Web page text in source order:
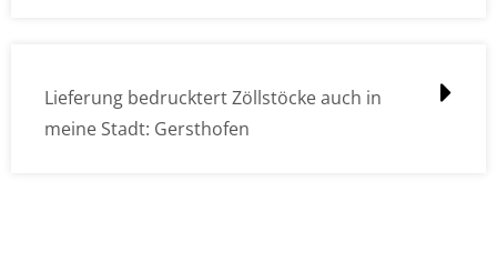
Lieferung bedrucktert Zöllstöcke auch in
meine Stadt: Gersthofen